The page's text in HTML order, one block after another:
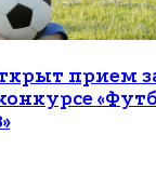
прием